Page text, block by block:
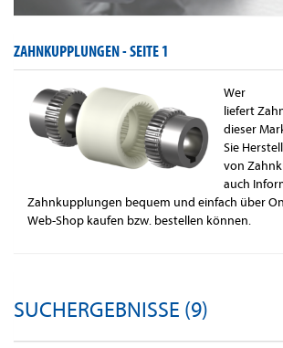
ZAHNKUPPLUNGEN -SEITE 1
Wer
liefert
dieser
Sie
von
auch
Zahnkupplungen bequem und einfach über
Web-Shop kaufen bzw. bestellen können.
SUCHERGEBNISSE (9)